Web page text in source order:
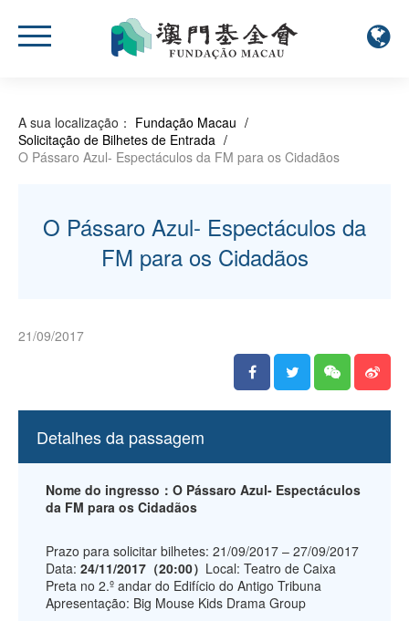
A sua localização： Fundação Macau /
Solicitação de Bilhetes de Entrada /
O Pássaro Azul- Espectáculos da FM para os Cidadãos
O Pássaro Azul- Espectáculos da
FM para os Cidadãos
21/09/2017
Detalhes da passagem
Nome do ingresso：O Pássaro Azul- Espectáculos
da FM para os Cidadãos
Prazo para solicitar bilhetes: 21/09/2017 – 27/09/2017
Data: 24/11/2017（20:00） Local: Teatro de Caixa
Preta no 2.º andar do Edifício do Antigo Tribuna
Apresentação: Big Mouse Kids Drama Group